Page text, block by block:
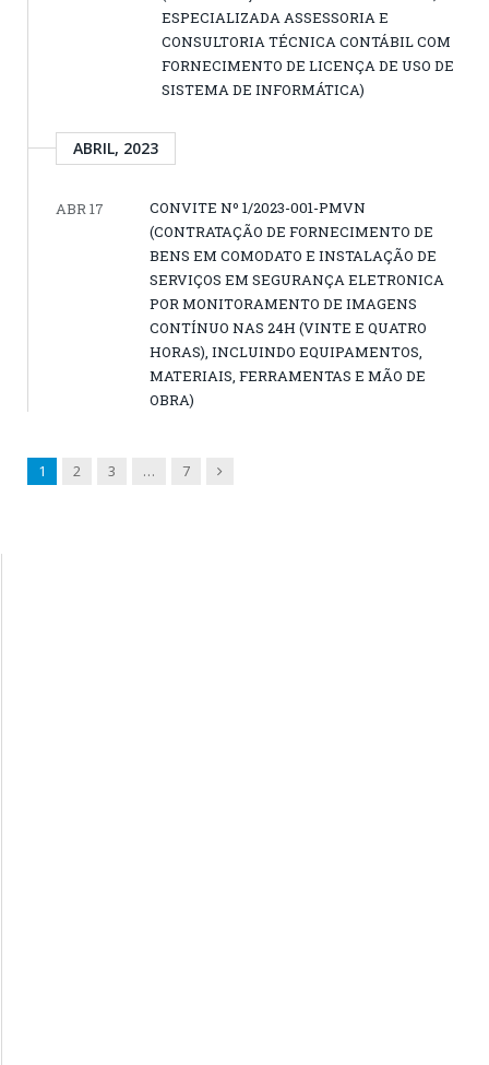
ESPECIALIZADA ASSESSORIA E
CONSULTORIA TÉCNICA CONTÁBIL COM
FORNECIMENTO DE LICENÇA DE USO DE
SISTEMA DE INFORMÁTICA)
ABRIL, 2023
ABR 17
CONVITE Nº 1/2023-001-PMVN
(CONTRATAÇÃO DE FORNECIMENTO DE
BENS EM COMODATO E INSTALAÇÃO DE
SERVIÇOS EM SEGURANÇA ELETRONICA
POR MONITORAMENTO DE IMAGENS
CONTÍNUO NAS 24H (VINTE E QUATRO
HORAS), INCLUINDO EQUIPAMENTOS,
MATERIAIS, FERRAMENTAS E MÃO DE
OBRA)
1 2 3 … 7 Next